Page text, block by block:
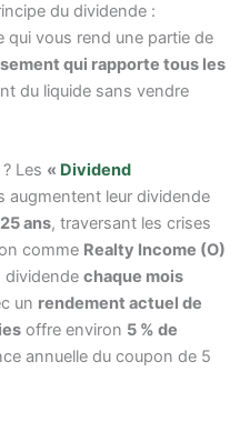
du dividende :
qui vous rend une partie de
qui rapporte tous les
du liquide sans vendre
Les « Dividend
augmentent leur dividende
ans, traversant les crises
comme Realty Income (O)
dividende chaque mois
un rendement actuel de
offre environ 5 % de
annuelle du coupon de 5